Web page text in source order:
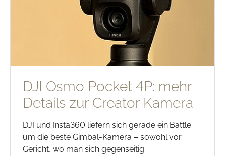
DJI Osmo Pocket 4P: mehr
Details zur Creator Kamera
DJI und Insta360 liefern sich gerade ein Battle
um die beste Gimbal-Kamera – sowohl vor
Gericht, wo man sich gegenseitig